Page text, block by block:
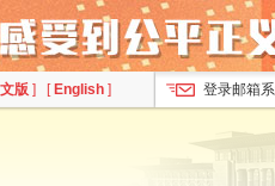
版 ] [ English ] 登录邮箱